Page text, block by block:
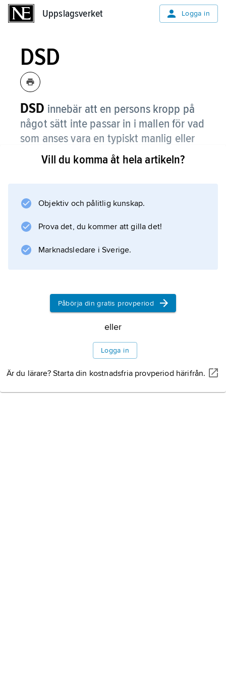
Uppslagsverket Logga in
DSD
DSD innebär att en persons kropp på
något sätt inte passar in i mallen för vad
som anses vara en typiskt manlig eller
kvinnlig kropp.
tillstånd upptäcks redan vid födseln, de flesta
Vill du komma åt hela artikeln?
Objektiv och pålitlig kunskap.
Prova det, du kommer att gilla det!
Marknadsledare i Sverige.
Påbörja din gratis provperiod
eller
Logga in
Är du lärare? Starta din kostnadsfria provperiod härifrån.